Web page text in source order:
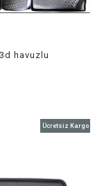
havuzlu
Ücretsiz Kargo